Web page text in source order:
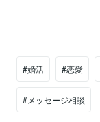
#婚活 #恋愛
#メッセージ相談